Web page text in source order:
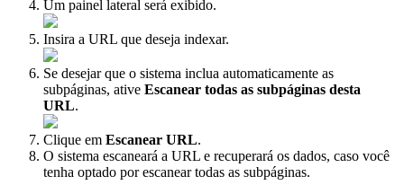
Um painel lateral será exibido.
Insira a URL que deseja indexar.
Se desejar que o sistema inclua automaticamente as
subpáginas, ative Escanear todas as subpáginas desta
URL.
Clique em Escanear URL.
O sistema escaneará a URL e recuperará os dados, caso você
tenha optado por escanear todas as subpáginas.